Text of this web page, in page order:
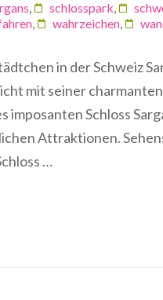
, schlosspark,
, wahrzeichen,
in der Schweiz
mit seiner
imposanten Schloss
Attraktionen.
…